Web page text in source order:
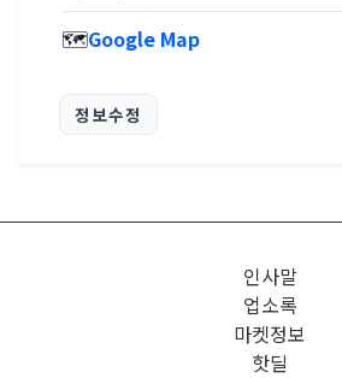
🗺️Google Map
정보수정
인사말
업소록
마켓정보
핫딜